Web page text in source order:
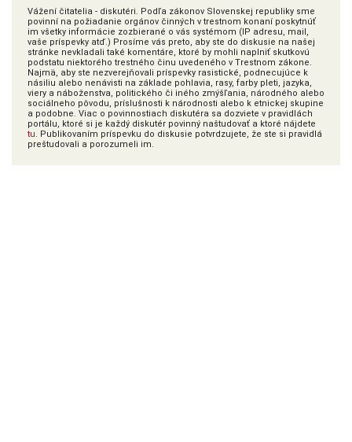
Vážení čitatelia - diskutéri. Podľa zákonov Slovenskej republiky sme
povinní na požiadanie orgánov činných v trestnom konaní poskytnúť
im všetky informácie zozbierané o vás systémom (IP adresu, mail,
vaše príspevky atď.) Prosíme vás preto, aby ste do diskusie na našej
stránke nevkladali také komentáre, ktoré by mohli naplniť skutkovú
podstatu niektorého trestného činu uvedeného v Trestnom zákone.
Najmä, aby ste nezverejňovali príspevky rasistické, podnecujúce k
násiliu alebo nenávisti na základe pohlavia, rasy, farby pleti, jazyka,
viery a náboženstva, politického či iného zmýšľania, národného alebo
sociálneho pôvodu, príslušnosti k národnosti alebo k etnickej skupine
a podobne. Viac o povinnostiach diskutéra sa dozviete v pravidlách
portálu, ktoré si je každý diskutér povinný naštudovať a ktoré nájdete
tu. Publikovaním príspevku do diskusie potvrdzujete, že ste si pravidlá
preštudovali a porozumeli im.